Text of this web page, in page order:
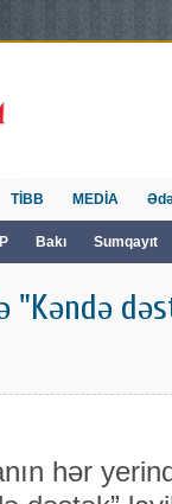
Bakı Sumqayıt
TİBB MEDİA
"Kəndə
hər